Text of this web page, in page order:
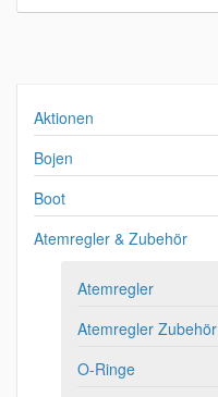
Aktionen
Bojen
Boot
Atemregler & Zubehör
Atemregler
Atemregler Zubehör
O-Ringe